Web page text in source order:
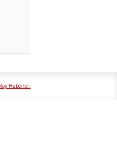
Haberleri